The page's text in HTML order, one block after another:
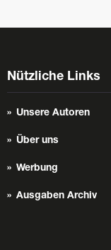
Nützliche Links
Unsere Autoren
Über uns
Werbung
Ausgaben Archiv